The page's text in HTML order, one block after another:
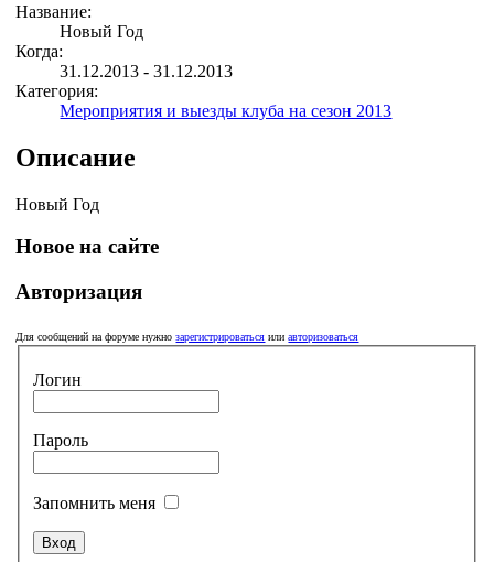
Название:
Новый Год
Когда:
31.12.2013 - 31.12.2013
Категория:
Мероприятия и выезды клуба на сезон 2013
Описание
Новый Год
Новое на сайте
Авторизация
Для сообщений на форуме нужнозарегистрироваться илиавторизоваться
Логин
Пароль
Запомнить меня